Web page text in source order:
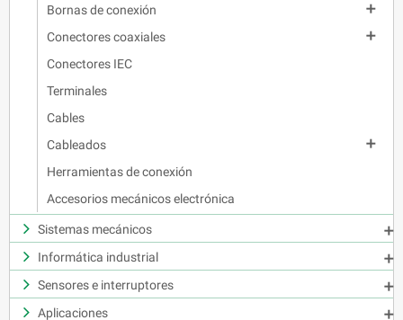
Bornas de conexión

Conectores coaxiales

Conectores IEC
Terminales
Cables
Cableados

Herramientas de conexión
Accesorios mecánicos electrónica
Sistemas mecánicos

Informática industrial

Sensores e interruptores

Aplicaciones
